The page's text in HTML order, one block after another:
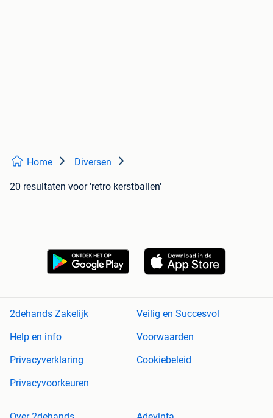
Home Diversen
20 resultaten voor 'retro kerstballen'
2dehands Zakelijk
Veilig en Succesvol
Help en info
Voorwaarden
Privacyverklaring
Cookiebeleid
Privacyvoorkeuren